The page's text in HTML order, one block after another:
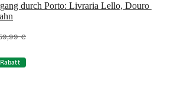
durch Porto: Livraria Lello, Douro
€